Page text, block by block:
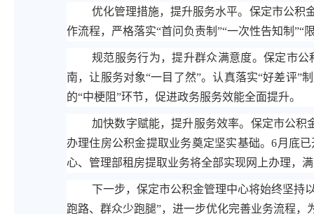
优化管理措施，提升服务水平。保定市公积
作流程，严格落实“首问负责制”“一次性告知制”“
规范服务行为，提升群众满意度。保定市
南，让服务对象“一目了然”。认真落实“好差评”
的“中梗阻”环节，促进政务服务效能全面提升。
加快数字赋能，提升服务效率。保定市公
办理住房公积金提取业务奠定坚实基础。6月底
心、管理部租房提取业务将全部实现网上办理，
下一步，保定市公积金管理中心将始终坚持
跑路、群众少跑腿”，进一步优化完善业务流程